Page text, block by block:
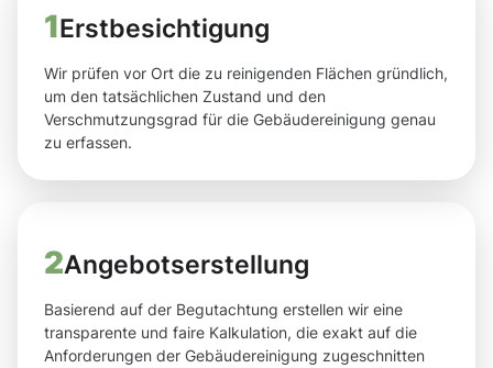
1Erstbesichtigung
Wir prüfen vor Ort die zu reinigenden Flächen gründlich,
um den tatsächlichen Zustand und den
Verschmutzungsgrad für die Gebäudereinigung genau
zu erfassen.
2Angebotserstellung
Basierend auf der Begutachtung erstellen wir eine
transparente und faire Kalkulation, die exakt auf die
Anforderungen der Gebäudereinigung zugeschnitten